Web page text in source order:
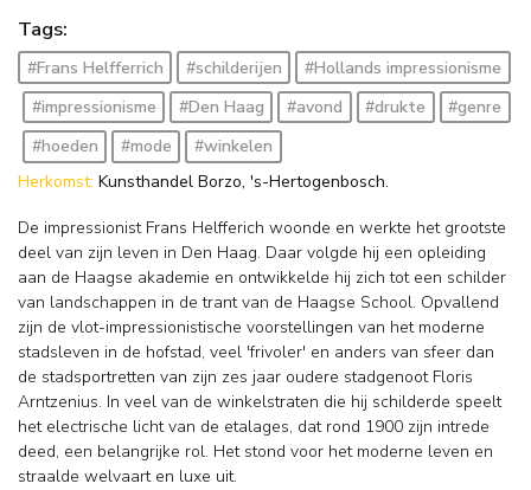
Tags:
#Frans Helfferrich #schilderijen
#Hollands impressionisme
#impressionisme
#Den Haag #avond #drukte
#genre
#hoeden
#mode
#winkelen
Herkomst: Kunsthandel Borzo, 's-Hertogenbosch.
De impressionist Frans Helfferich woonde en werkte het grootste
deel van zijn leven in Den Haag. Daar volgde hij een opleiding
aan de Haagse akademie en ontwikkelde hij zich tot een schilder
van landschappen in de trant van de Haagse School. Opvallend
zijn de vlot-impressionistische voorstellingen van het moderne
stadsleven in de hofstad, veel 'frivoler' en anders van sfeer dan
de stadsportretten van zijn zes jaar oudere stadgenoot Floris
Arntzenius. In veel van de winkelstraten die hij schilderde speelt
het electrische licht van de etalages, dat rond 1900 zijn intrede
deed, een belangrijke rol. Het stond voor het moderne leven en
straalde welvaart en luxe uit.